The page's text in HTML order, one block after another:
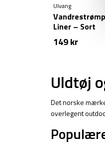
Ulvang
Liner – Sort
149kr
Uldtøj
Det norske
overlegent